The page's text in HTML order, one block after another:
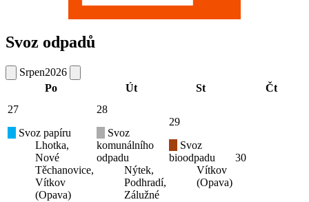
Svoz odpadů
Srpen2026
Po
Út St
Čt
27
Svoz papíru
Lhotka,
Nové
Těchanovice,
Vítkov
(Opava)
28
Svoz
komunálního
odpadu
Nýtek,
Podhradí,
Zálužné
29
Svoz
bioodpadu
Vítkov
(Opava)
30